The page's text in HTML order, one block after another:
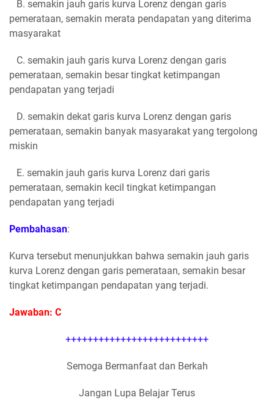
B. semakin jauh garis kurva Lorenz dengan garis
pemerataan, semakin merata pendapatan yang diterima
masyarakat
C. semakin jauh garis kurva Lorenz dengan garis
pemerataan, semakin besar tingkat ketimpangan
pendapatan yang terjadi
D. semakin dekat garis kurva Lorenz dengan garis
pemerataan, semakin banyak masyarakat yang tergolong
miskin
E. semakin jauh garis kurva Lorenz dari garis
pemerataan, semakin kecil tingkat ketimpangan
pendapatan yang terjadi
Pembahasan:
Kurva tersebut menunjukkan bahwa semakin jauh garis
kurva Lorenz dengan garis pemerataan, semakin besar
tingkat ketimpangan pendapatan yang terjadi.
Jawaban: C
++++++++++++++++++++++++++
Semoga Bermanfaat dan Berkah
Jangan Lupa Belajar Terus